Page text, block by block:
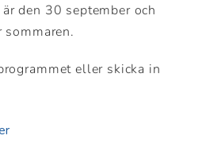
den 30 september och
eller skicka in